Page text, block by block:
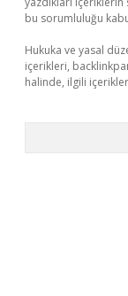
bu sorumluluğu
Hukuka ve yasal
içerikleri,
halinde, ilgili